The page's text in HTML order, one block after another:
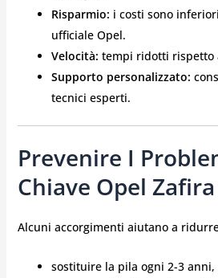
Risparmio: i costi sono
ufficiale Opel.
Velocità: tempi ridotti rispetto
Supporto personalizzato:
tecnici esperti.
Prevenire I
Chiave Opel Zafira
Alcuni accorgimenti aiutano a
sostituire la pila ogni 2-3 anni,